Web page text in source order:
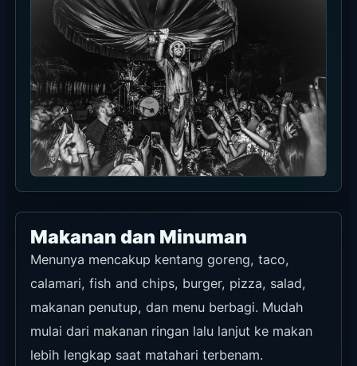
Makanan dan Minuman
Menunya mencakup kentang goreng, taco,
calamari, fish and chips, burger, pizza, salad,
makanan penutup, dan menu berbagi. Mudah
mulai dari makanan ringan lalu lanjut ke makan
lebih lengkap saat matahari terbenam.
Margarita, Sunset Margarita, dan koktail lain
untuk sore menuju matahari terbenam.